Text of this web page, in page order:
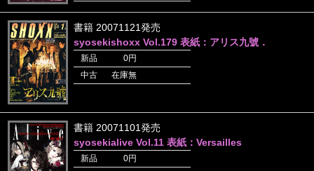
書籍 20071121発売
syosekishoxx Vol.179 表紙：アリス九號．
新品
0円
中古
在庫無
書籍 20071101発売
syosekialive Vol.11 表紙：Versailles
新品
0円